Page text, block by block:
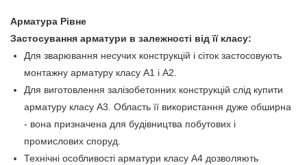
Арматура Рівне
Застосування арматури в залежності від її класу:
Для зварювання несучих конструкцій і сіток застосовують
монтажну арматуру класу А1 і А2.
Для виготовлення залізобетонних конструкцій слід купити
арматуру класу А3. Область її використання дуже обширна
- вона призначена для будівництва побутових і
промислових споруд.
Технічні особливості арматури класу А4 дозволяють